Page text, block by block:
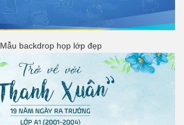
Mẫu backdrop họp lớp đẹp